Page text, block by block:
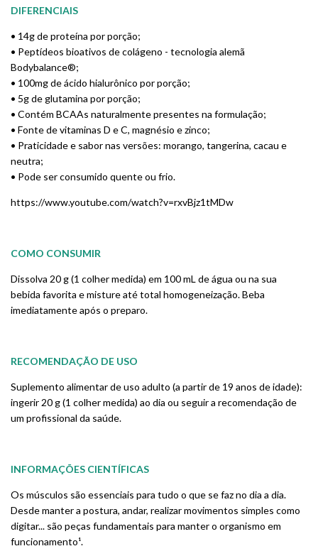
DIFERENCIAIS
• 14g de proteína por porção;
• Peptídeos bioativos de colágeno - tecnologia alemã
Bodybalance®;
• 100mg de ácido hialurônico por porção;
• 5g de glutamina por porção;
• Contém BCAAs naturalmente presentes na formulação;
• Fonte de vitaminas D e C, magnésio e zinco;
• Praticidade e sabor nas versões: morango, tangerina, cacau e
neutra;
• Pode ser consumido quente ou frio.
https://www.youtube.com/watch?v=rxvBjz1tMDw
COMO CONSUMIR
Dissolva 20 g (1 colher medida) em 100 mL de água ou na sua
bebida favorita e misture até total homogeneização. Beba
imediatamente após o preparo.
RECOMENDAÇÃO DE USO
Suplemento alimentar de uso adulto (a partir de 19 anos de idade):
ingerir 20 g (1 colher medida) ao dia ou seguir a recomendação de
um profissional da saúde.
INFORMAÇÕES CIENTÍFICAS
Os músculos são essenciais para tudo o que se faz no dia a dia.
Desde manter a postura, andar, realizar movimentos simples como
digitar... são peças fundamentais para manter o organismo em
funcionamento¹.